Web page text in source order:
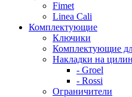
Fimet
Linea Cali
Комплектующие
Ключики
Комплектующие
Накладки на
- Groel
- Rossi
Ограничители